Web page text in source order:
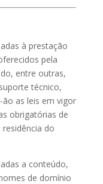
à prestação
pela
entre outras,
técnico,
as leis em vigor
obrigatórias de
do
a conteúdo,
de domínio